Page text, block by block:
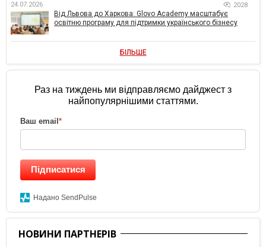
24.07.2026 2028
Від Львова до Харкова: Glovo Academy масштабує
освітню програму для підтримки українського бізнесу
БІЛЬШЕ
Раз на тиждень ми відправляємо дайджест з
найпопулярнішими статтями.
Ваш email *
Підписатися
Надано SendPulse
НОВИНИ ПАРТНЕРІВ